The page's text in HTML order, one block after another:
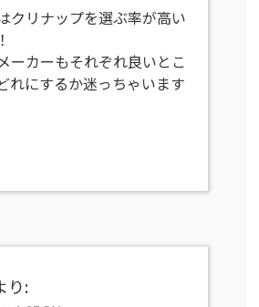
クリナップを選ぶ率が高い
ーカーもそれぞれ良いとこ
れにするか迷っちゃいます
り: